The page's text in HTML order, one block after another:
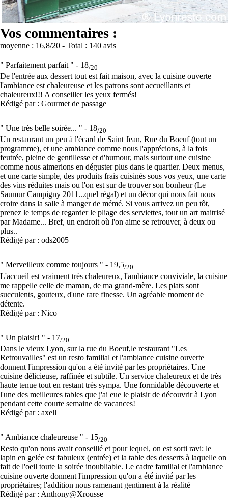
Vos commentaires :
moyenne : 16,8/20 - Total : 140 avis
" Parfaitement parfait " - 18/20
De l'entrée aux dessert tout est fait maison, avec la cuisine ouverte
l'ambiance est chaleureuse et les patrons sont accueillants et
chaleureux!!! A conseiller les yeux fermés!
Rédigé par : Gourmet de passage
" Une très belle soirée... " - 18/20
Un restaurant un peu à l'écard de Saint Jean, Rue du Boeuf (tout un
programme), et une ambiance comme nous l'apprécions, à la fois
feutrée, pleine de gentillesse et d'humour, mais surtout une cuisine
comme nous aimerions en déguster plus dans le quartier. Deux menus,
et une carte simple, des produits frais cuisinés sous vos yeux, une carte
des vins réduites mais ou l'on est sur de trouver son bonheur (Le
Saumur Campigny 2011...quel régal) et un décor qui nous fait nous
croire dans la salle à manger de mémé. Si vous arrivez un peu tôt,
prenez le temps de regarder le pliage des serviettes, tout un art maitrisé
par Madame... Bref, un endroit où l'on aime se retrouver, à deux ou
plus..
Rédigé par : ods2005
" Merveilleux comme toujours " - 19,5/20
L'accueil est vraiment très chaleureux, l'ambiance conviviale, la cuisine
me rappelle celle de maman, de ma grand-mère. Les plats sont
succulents, gouteux, d'une rare finesse. Un agréable moment de
détente.
Rédigé par : Nico
" Un plaisir! " - 17/20
Dans le vieux Lyon, sur la rue du Boeuf,le restaurant "Les
Retrouvailles" est un resto familial et l'ambiance cuisine ouverte
donnent l'impression qu'on a été invité par les propriétaires. Une
cuisine délicieuse, raffinée et subtile. Un service chaleureux et de très
haute tenue tout en restant très sympa. Une formidable découverte et
l'une des meilleures tables que j'ai eue le plaisir de découvrir à Lyon
pendant cette courte semaine de vacances!
Rédigé par : axell
" Ambiance chaleureuse " - 15/20
Resto qu'on nous avait conseillé et pour lequel, on est sorti ravi: le
lapin en gelée est fabuleux (entrée) et la table des desserts à laquelle on
fait de l'oeil toute la soirée inoubliable. Le cadre familial et l'ambiance
cuisine ouverte donnent l'impression qu'on a été invité par les
propriétaires; l'addition nous ramenant gentiment à la réalité
Rédigé par : Anthony@Xrousse